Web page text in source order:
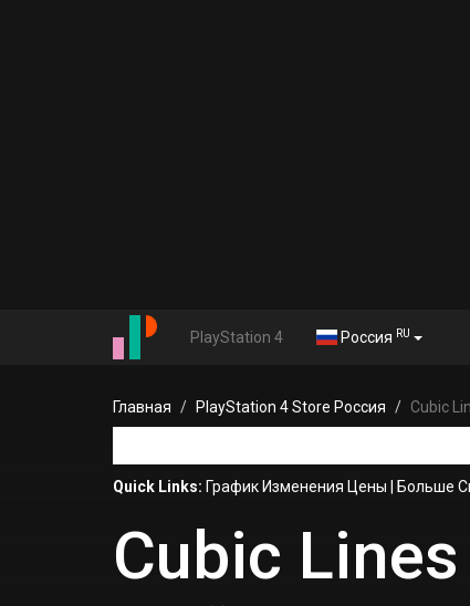
PlayStation 4 Россия RU
Главная PlayStation 4 Store Россия Cubic
Quick Links: График Изменения Цены Больше
Cubic Lines